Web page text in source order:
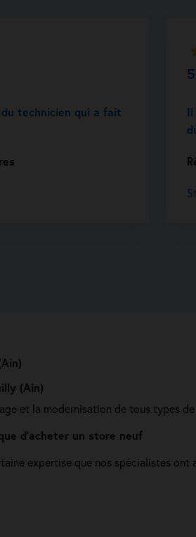
(Ain)
et la modernisation de tous types
d'acheter un store neuf
expertise que nos spécialistes ont
technicien qui a fait
5